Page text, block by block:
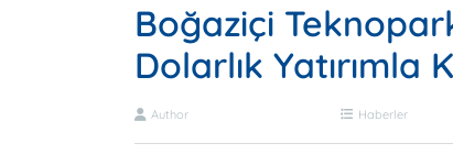
Boğaziçi
Dolarlık
Author Haberler